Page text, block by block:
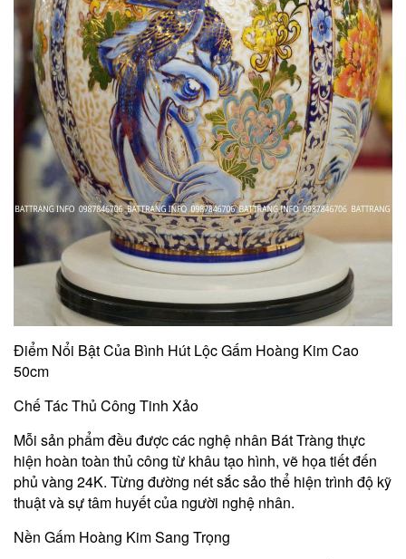
Điểm Nổi Bật Của Bình Hút Lộc Gấm Hoàng Kim Cao
50cm
Chế Tác Thủ Công Tinh Xảo
Mỗi sản phẩm đều được các nghệ nhân Bát Tràng thực
hiện hoàn toàn thủ công từ khâu tạo hình, vẽ họa tiết đến
phủ vàng 24K. Từng đường nét sắc sảo thể hiện trình độ kỹ
thuật và sự tâm huyết của người nghệ nhân.
Nền Gấm Hoàng Kim Sang Trọng